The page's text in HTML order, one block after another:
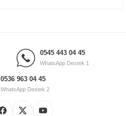
0545 443 04 45
WhatsApp Destek 1
0536 963 04 45
WhatsApp Destek 2